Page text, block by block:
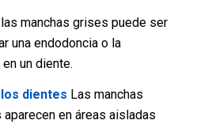
manchas grises puede ser
una endodoncia o la
un diente.
dientes Las manchas
en áreas aisladas